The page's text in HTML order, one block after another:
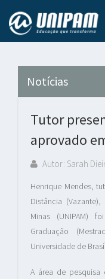
Notícias
Tutor
aprovado
Autor: Sarah
Henrique Mendes,
Distância
Minas (UNIPAM)
Graduação
Universidade de
A área de pesquisa